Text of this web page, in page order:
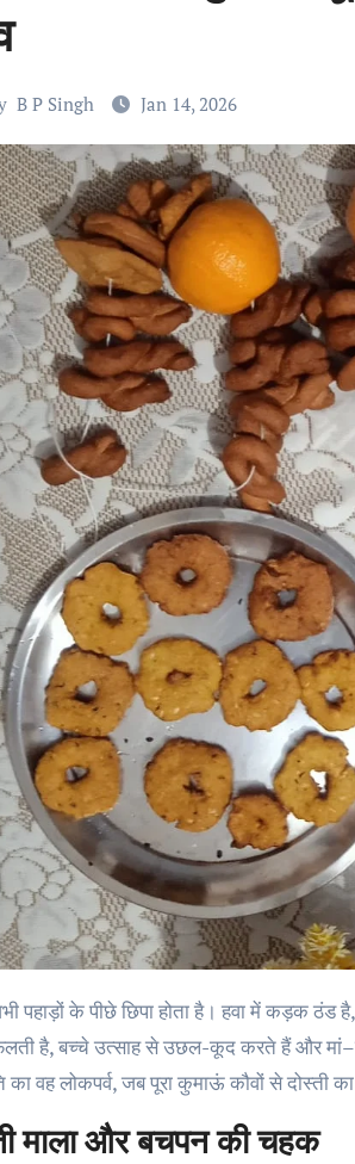
B P Singh Jan 14, 2026
है, बच्चे उत्साह से उछल-कूद करते हैं और
का वह लोकपर्व, जब पूरा कुमाऊं कौवों से दोस्ती
माला और बचपन की चहक